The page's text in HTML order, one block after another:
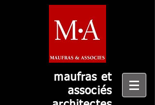
maufras et
associés